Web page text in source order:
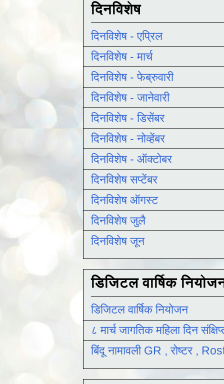
दिनविशेष
दिनविशेष - एप्रिल
दिनविशेष - मार्च
दिनविशेष - फेब्रुवारी
दिनविशेष - जानेवारी
दिनविशेष - डिसेंबर
दिनविशेष - नोव्हेंबर
दिनविशेष - ऑक्टोबर
दिनविशेष सप्टेंबर
दिनविशेष ऑगस्ट
दिनविशेष जुलै
दिनविशेष जून
डिजिटल वार्षिक
डिजिटल वार्षिक नियोजन
८ मार्च जागतिक महिला दिन
बिंदू नामावली GR , रोष्टर ,